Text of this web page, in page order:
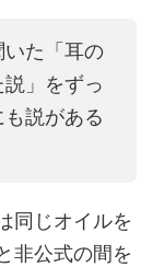
いた「耳の
」をずっ
説がある
同じオイルを
非公式の間を